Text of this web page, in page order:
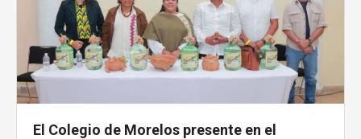
El Colegio de Morelos presente en el